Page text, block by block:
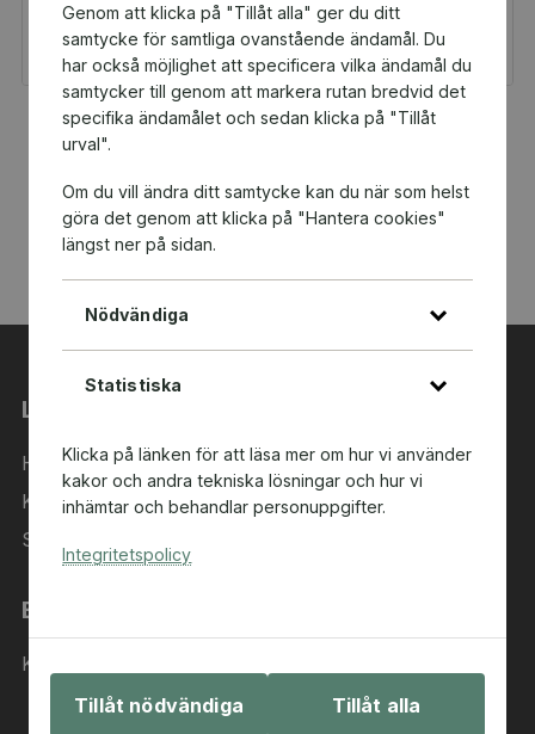
Genom att klicka på "Tillåt alla" ger du ditt
samtycke för samtliga ovanstående ändamål. Du
har också möjlighet att specificera vilka ändamål du
samtycker till genom att markera rutan bredvid det
specifika ändamålet och sedan klicka på "Tillåt
urval".
Om du vill ändra ditt samtycke kan du när som helst
göra det genom att klicka på "Hantera cookies"
längst ner på sidan.
Nödvändiga
Statistiska
Klicka på länken för att läsa mer om hur vi använder
kakor och andra tekniska lösningar och hur vi
inhämtar och behandlar personuppgifter.
Integritetspolicy
Tillåt nödvändiga Tillåt alla
Du och Felix DF får 5 kr
tillbaka
Du och Felix DF får
29,75 kr tillbaka
Länkar
Hem
Kategorier
Sök i sortimentet
Behöver du hjälp?
Kontakta oss